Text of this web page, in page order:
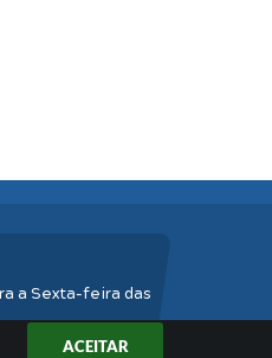
ACEITAR
a Sexta-feira das